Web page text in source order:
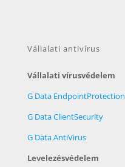
Vállalati antivírus
Vállalati vírusvédelem
G Data EndpointProtection
G Data ClientSecurity
G Data AntiVirus
Levelezésvédelem